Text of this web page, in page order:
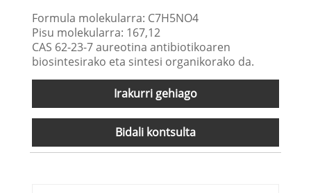
Formula molekularra: C7H5NO4
Pisu molekularra: 167,12
CAS 62-23-7 aureotina antibiotikoaren
biosintesirako eta sintesi organikorako da.
Irakurri gehiago
Bidali kontsulta